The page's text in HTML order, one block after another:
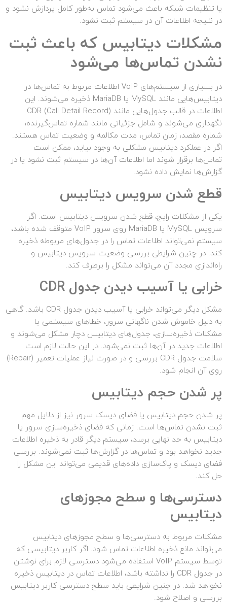
یا تنظیمات شبکه باعث می‌شود تماس به‌طور کامل پردازش نشود و
در نتیجه اطلاعات آن در سیستم ثبت نشود.
مشکلات دیتابیس که باعث ثبت
نشدن تماس‌ها می‌شود
در بسیاری از سیستم‌های VoIP اطلاعات مربوط به تماس‌ها در
دیتابیس‌هایی مانند MySQL یا MariaDB ذخیره می‌شوند. این
اطلاعات در قالب جدول‌هایی مانند CDR (Call Detail Record)
نگهداری می‌شوند و شامل جزئیاتی مانند شماره تماس‌گیرنده،
شماره مقصد، زمان تماس، مدت مکالمه و وضعیت تماس هستند.
اگر در عملکرد دیتابیس مشکلی به وجود بیاید، ممکن است
تماس‌ها برقرار شوند اما اطلاعات آن‌ها در سیستم ثبت نشود یا در
گزارش‌ها نمایش داده نشود.
قطع شدن سرویس دیتابیس
یکی از مشکلات رایج، قطع شدن سرویس دیتابیس است. اگر
سرویس MySQL یا MariaDB روی سرور VoIP متوقف شده باشد،
سیستم نمی‌تواند اطلاعات تماس را در جدول‌های مربوطه ذخیره
کند. در چنین شرایطی بررسی وضعیت سرویس دیتابیس و
راه‌اندازی مجدد آن می‌تواند مشکل را برطرف کند.
خرابی یا آسیب دیدن جدولCDR
مشکل دیگر می‌تواند خرابی یا آسیب دیدن جدول CDR باشد. گاهی
به دلیل خاموش شدن ناگهانی سرور، خطاهای سیستمی یا
مشکلات ذخیره‌سازی، جدول‌های دیتابیس دچار مشکل می‌شوند و
اطلاعات جدید در آن‌ها ثبت نمی‌شود. در این حالت لازم است
سلامت جدول CDR بررسی و در صورت نیاز عملیات تعمیر (Repair)
روی آن انجام شود.
پر شدن حجم دیتابیس
پر شدن حجم دیتابیس یا فضای دیسک سرور نیز از دلایل مهم
ثبت نشدن تماس‌ها است. زمانی که فضای ذخیره‌سازی سرور یا
دیتابیس به حد نهایی برسد، سیستم دیگر قادر به ذخیره اطلاعات
جدید نخواهد بود و تماس‌ها در گزارش‌ها ثبت نمی‌شوند. بررسی
فضای دیسک و پاک‌سازی داده‌های قدیمی می‌تواند این مشکل را
حل کند.
دسترسی‌ها و سطح مجوزهای
دیتابیس
مشکلات مربوط به دسترسی‌ها و سطح مجوزهای دیتابیس
می‌تواند مانع ذخیره اطلاعات تماس شود. اگر کاربر دیتابیسی که
توسط سیستم VoIP استفاده می‌شود دسترسی لازم برای نوشتن
در جدول CDR را نداشته باشد، اطلاعات تماس در دیتابیس ذخیره
نخواهد شد. در چنین شرایطی باید سطح دسترسی کاربر دیتابیس
بررسی و اصلاح شود.